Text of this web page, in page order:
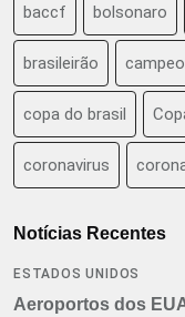
baccf bolsonaro
brasileirão
copa do brasil
coronavirus
Notícias Recentes
ESTADOS UNIDOS
Aeroportos dos